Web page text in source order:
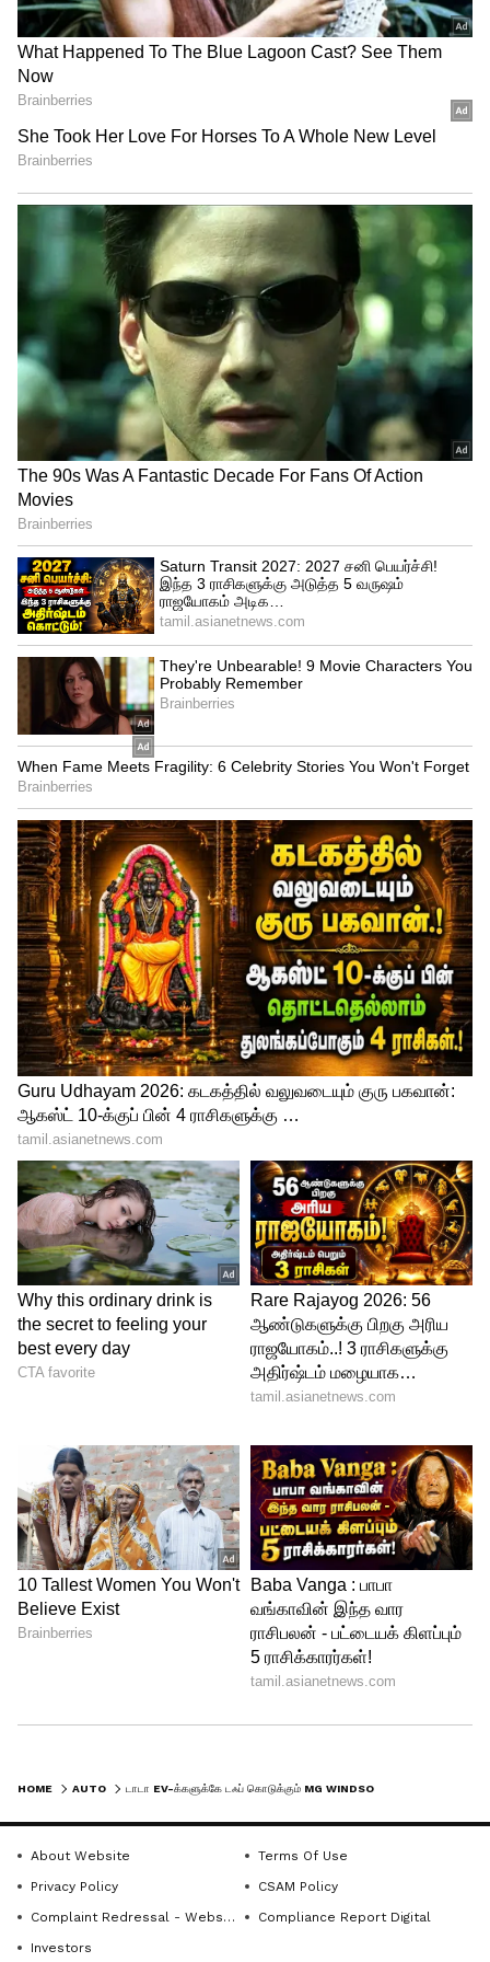
தோற்றம் இரண்டையும் ஒருங்கே
வழங்குகிறது. இதன் விலை A செக்மென்ட்,
வடிவமைப்பு B செக்மென்ட், இடவசதி C
செக்மென்ட் என்பதால் இதை 'ABC கார்'
என்றும் அழைக்கிறார்கள்.
இதையும் படிங்க:ஆபர் விலையில் Revolt
RVX எலெக்ட்ரிக் பைக்!:
https://tamil.asianetnews.com/gallery/auto/re
volt-rvx-electric-bike-launched-check-price-
160-km-range-features-and-special-offers-
d49q7km
Related Articles
Tata EV Discounts: டாடா EV வாங்க இது
தான் ரைட் டைம்.. ஒவ்வொரு காருக்கும்
₹3.35 லட்சம் வரை தள்ளுபடி..
Automatic Cars: கியர் மாத்த
தேவையில்லை! செம மைலேஜ்! ரூ.10
லட்சத்துக்குள் டாப் 5 ஆட்டோமேட்டிக்
கார்கள்!
3
4
Image Credit :Asianet News
இந்த கரின் பெர்ஃபார்மன்ஸ் எப்படி
இந்த கார் நகர்ப்புற மற்றும் நீண்ட தூர
பயணங்களுக்கு ஏற்றது. இது 136hp
பவரையும், 200Nm டார்க்கையும்
வெளிப்படுத்துகிறது. இதில் ஏரோகிளிட்
(AeroGlide) என்ற நவீன வடிவமைப்பு
உள்ளது. பிசினஸ் கிளாஸ் அம்சங்களுடன்,
135 டிகிரி சாயக்கூடிய இருக்கைகள் மற்றும்
15.6 இன்ச் டச் டிஸ்ப்ளேவும் இதில்
HOME AUTO
About Website
Terms Of Use
Privacy Policy
CSAM Policy
Complaint Redressal - Website
Compliance Report Digital
Investors